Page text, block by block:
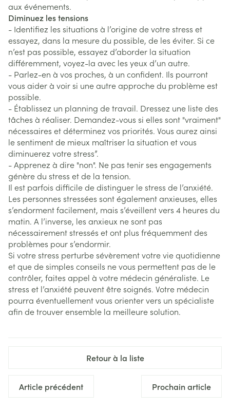
aux événements.
Diminuez les tensions
- Identifiez les situations à l’origine de votre stress et
essayez, dans la mesure du possible, de les éviter. Si ce
n’est pas possible, essayez d’aborder la situation
différemment, voyez-la avec les yeux d’un autre.
- Parlez-en à vos proches, à un confident. Ils pourront
vous aider à voir si une autre approche du problème est
possible.
- Établissez un planning de travail. Dressez une liste des
tâches à réaliser. Demandez-vous si elles sont "vraiment"
nécessaires et déterminez vos priorités. Vous aurez ainsi
le sentiment de mieux maîtriser la situation et vous
diminuerez votre stress”.
- Apprenez à dire "non". Ne pas tenir ses engagements
génère du stress et de la tension.
Il est parfois difficile de distinguer le stress de l’anxiété.
Les personnes stressées sont également anxieuses, elles
s’endorment facilement, mais s’éveillent vers 4 heures du
matin. A l’inverse, les anxieux ne sont pas
nécessairement stressés et ont plus fréquemment des
problèmes pour s’endormir.
Si votre stress perturbe sévèrement votre vie quotidienne
et que de simples conseils ne vous permettent pas de le
contrôler, faites appel à votre médecin généraliste. Le
stress et l’anxiété peuvent être soignés. Votre médecin
pourra éventuellement vous orienter vers un spécialiste
afin de trouver ensemble la meilleure solution.
Retour à la liste
Article précédent Prochain article